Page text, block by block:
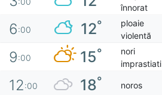
înnorat
6:00 12°
ploaie
violentă
9:00 15°
nori
imprastiati
12:00 18° noros